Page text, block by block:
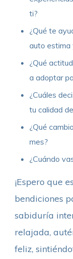
ti?
¿Qué te
auto estima
¿Qué
a adoptar
¿Cuáles
tu calidad
¿Qué
mes?
¿Cuándo
¡Espero que
bendiciones
sabiduría
relajada,
feliz,